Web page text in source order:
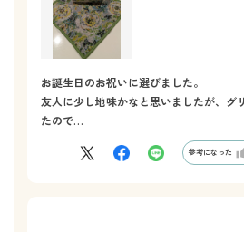
お誕生日のお祝いに選びました。
友人に少し地味かなと思いましたが、グ
たので…
参考になった